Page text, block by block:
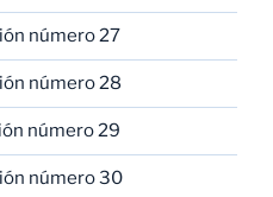
número 27
número 28
número 29
número 30